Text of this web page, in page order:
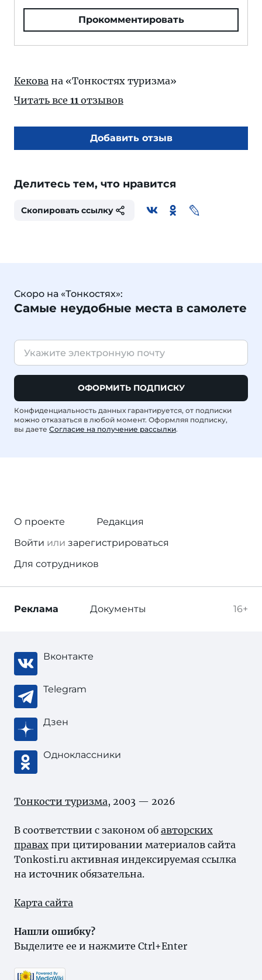
Прокомментировать
Кекова на «Тонкостях туризма»
Читать все 11 отзывов
Добавить отзыв
Делитесь тем, что нравится
Скопировать ссылку
Скоро на «Тонкостях»:
Самые неудобные места в самолете
ОФОРМИТЬ ПОДПИСКУ
Конфиденциальность данных гарантируется, от подписки
можно отказаться в любой момент. Оформляя подписку,
вы даете Согласие на получение рассылки.
О проекте
Редакция
Войти или зарегистрироваться
Для сотрудников
16+
Реклама Документы
Вконтакте
Telegram
Дзен
Одноклассники
Тонкости туризма, 2003 — 2026
В соответствии с законом об авторских
правах при цитировании материалов сайта
Tonkosti.ru активная индексируемая ссылка
на источник обязательна.
Карта сайта
Нашли ошибку?
Выделите ее и нажмите Ctrl+Enter